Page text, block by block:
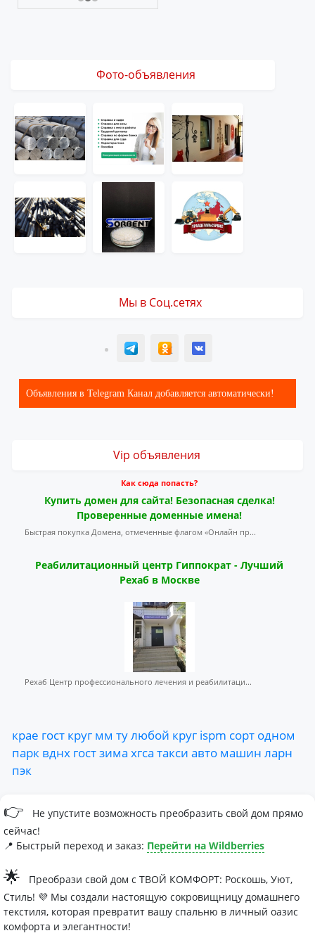
Фото-объявления
Мы в Соц.сетях
T ОК ВК
Объявления в Telegram Канал добавляется автоматически!
Vip объявления
Как сюда попасть?
Купить домен для сайта! Безопасная сделка!
Проверенные доменные имена!
Быстрая покупка Домена, отмеченные флагом «Онлайн пр...
Реабилитационный центр Гиппократ - Лучший
Рехаб в Москве
Рехаб Центр профессионального лечения и реабилитаци...
крае гост круг мм тулюбой круг ispm сорт одном
парк вднх гостзима хгса такси авто машин ларн
пэк
👉
Не упустите возможность преобразить свой дом прямо
сейчас!
📍 Быстрый переход и заказ: Перейти на Wildberries
🌟
Преобрази свой дом с ТВОЙ КОМФОРТ: Роскошь, Уют,
Стиль! 💜 Мы создали настоящую сокровищницу домашнего
текстиля, которая превратит вашу спальню в личный оазис
комфорта и элегантности!